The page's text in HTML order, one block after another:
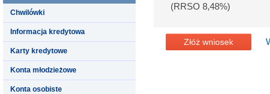
Chwilówki
Informacja kredytowa
Karty kredytowe
Konta młodzieżowe
Konta osobiste
(RRSO 8,48%)
Złóż wniosek